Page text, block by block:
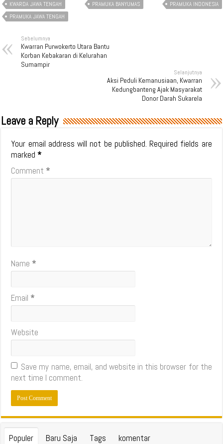
KWARDA JAWA TENGAH
PRAMUKA BANYUMAS
PRAMUKA INDONESIA
PRAMUKA JAWA TENGAH
Sebelumnya
Kwarran Purwokerto Utara Bantu
Korban Kebakaran di Kelurahan
Sumampir
Selanjutnya
Aksi Peduli Kemanusiaan, Kwarran
Kedungbanteng Ajak Masyarakat
Donor Darah Sukarela
Leave a Reply
Your email address will not be published. Required fields are
marked*
Comment *
Name *
Email *
Website
Save my name, email, and website in this browser for the
next time I comment.
Populer Baru Saja Tags komentar